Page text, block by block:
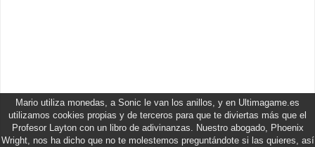
Mario utiliza monedas, a Sonic le van los anillos, y en Ultimagame.es
utilizamos cookies propias y de terceros para que te diviertas más que el
Profesor Layton con un libro de adivinanzas. Nuestro abogado, Phoenix
Wright, nos ha dicho que no te molestemos preguntándote si las quieres, así